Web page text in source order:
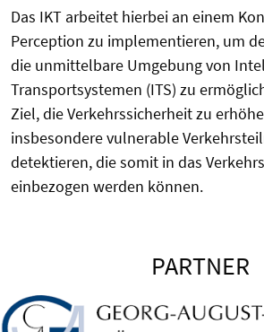
Das IKT arbeitet hierbei an einem
Perception zu implementieren, um
die unmittelbare Umgebung von
Transportsystemen (ITS) zu
Ziel, die Verkehrssicherheit zu
insbesondere vulnerable
detektieren, die somit in das
einbezogen werden können.
PARTNER